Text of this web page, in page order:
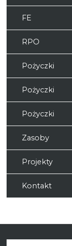
FE
RPO
Pożyczki
Pożyczki
Pożyczki
Zasoby
Projekty
Kontakt